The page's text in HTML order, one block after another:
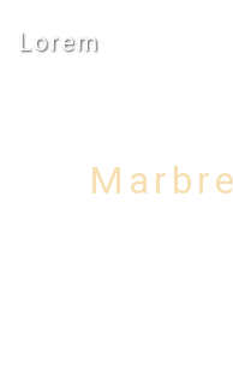
Lorem